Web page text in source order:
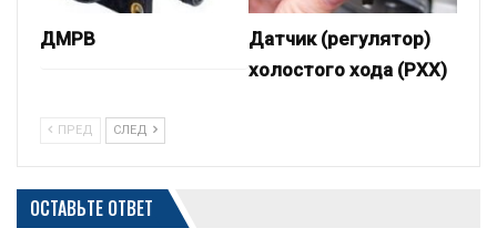
ДМРВ
Датчик (регулятор)
холостого хода (РХХ)
ПРЕД СЛЕД
ОСТАВЬТЕ ОТВЕТ